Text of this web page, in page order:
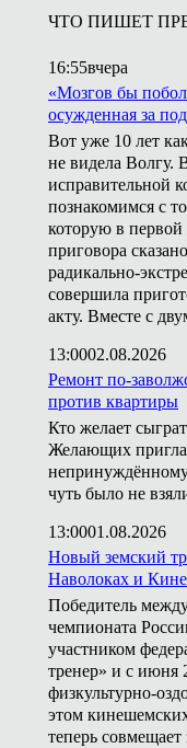
ЧТО ПИШЕТ
16:55вчера
«Мозгов бы
осужденная за
Вот уже 10 лет
не видела Волгу.
исправительной
познакомимся с
которую в первой
приговора
радикально-
совершила
акту. Вместе с
13:0002.08.2026
Ремонт по-
против квартиры
Кто желает
Желающих
чуть было не
13:0001.08.2026
Новый земский
Наволоках и
Победитель
чемпионата
участником
тренер» и с июня
физкультурно-
этом
теперь совмещает